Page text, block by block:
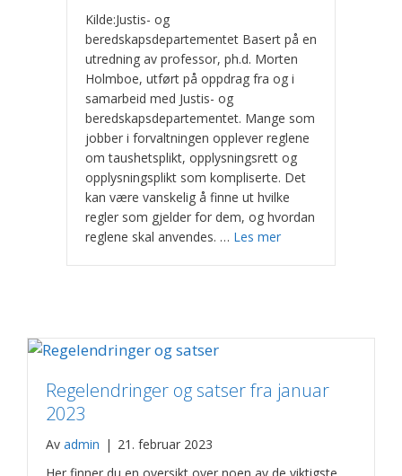
Kilde:Justis- og
beredskapsdepartementet Basert på en
utredning av professor, ph.d. Morten
Holmboe, utført på oppdrag fra og i
samarbeid med Justis- og
beredskapsdepartementet. Mange som
jobber i forvaltningen opplever reglene
om taushetsplikt, opplysningsrett og
opplysningsplikt som kompliserte. Det
kan være vanskelig å finne ut hvilke
regler som gjelder for dem, og hvordan
reglene skal anvendes. … Les mer
Regelendringer og satser fra januar
2023
Av admin | 21. februar 2023